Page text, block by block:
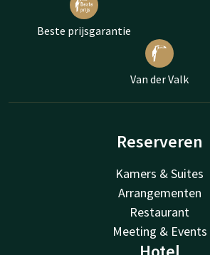
Beste prijsgarantie
Van der Valk
Reserveren
Kamers & Suites
Arrangementen
Restaurant
Meeting & Events